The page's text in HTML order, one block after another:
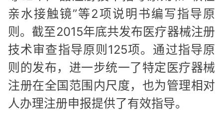
亲水接触镜”等2项说明书编写指导原
则。截至2015年底共发布医疗器械注册
技术审查指导原则125项。通过指导原
则的发布，进一步统一了特定医疗器械
注册在全国范围内尺度，也为管理相对
人办理注册申报提供了有效指导。